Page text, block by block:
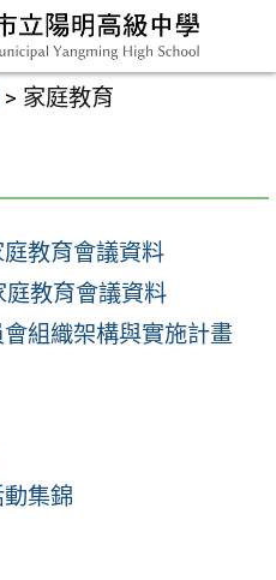
> 家庭教育
教育會議資料
教育會議資料
組織架構與實施計畫
集錦